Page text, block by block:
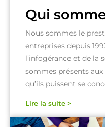
Qui
Nous sommes le
entreprises depuis
l’infogérance et de la
sommes présents
qu’ils puissent se
Lire la suite >